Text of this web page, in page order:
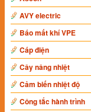
AVY electric
Báo mất khí VPE
Cáp điện
Cây nâng nhiệt
Cảm biến nhiệt độ
Công tắc hành trình